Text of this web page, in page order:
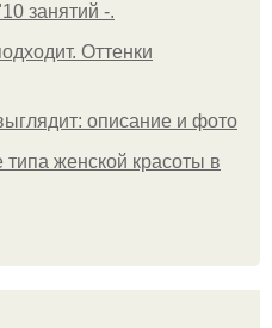
занятий -.
Оттенки
описание и фото
женской красоты в